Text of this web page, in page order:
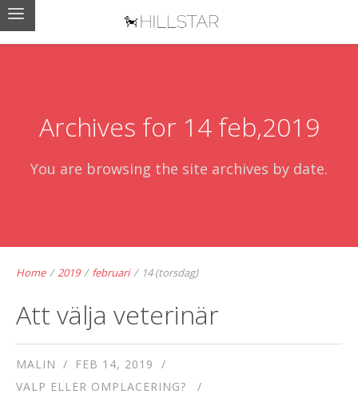
Archives for 14 feb,2019
You are browsing the site archives by date.
Home /2019 / februari / 14 (torsdag)
Att välja veterinär
MALIN
FEB 14, 2019
VALP ELLER OMPLACERING?